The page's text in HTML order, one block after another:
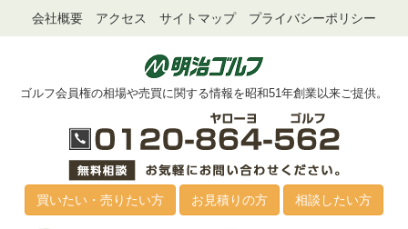
会社概要 アクセス サイトマップ プライバシーポリシー
ゴルフ会員権の相場や売買に関する情報を昭和51年創業以来ご提供。
買いたい・売りたい方 お見積りの方 相談したい方